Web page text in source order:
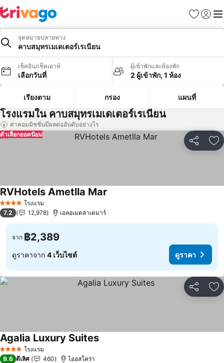
รายการโป
เข้าสู่ร
เมนู
จุดหมายปลายทาง
คาบสมุทรเมเดเตอร์เรเนียน
เช็คอิน/เช็คเอาท์
เลือกวันที่
ผู้เข้าพักและห้องพัก
2 ผู้เข้าพัก, 1 ห้อง
เรียงตาม กรอง แผนที่
โรงแรมใน คาบสมุทรเมเดเตอร์เรเนียน
ค่าคอมมิชชั่นมีผลต่ออันดับอย่างไร
แชร์ เ
ตัวเลือกยอดนิยม
4 ดาว โรงแรม
RVHotels Ametlla Mar
7.2 12,978 เอลอเมตล่าเดมาร์
จาก ฿2,389
ดูราคาจาก 4 เว็บไซต์ ดูราคา
แชร์ เ
4 ดาว โรงแรม
Agalia Luxury Suites
9.6 ดีเลิศ 460 ไออสโคร่า